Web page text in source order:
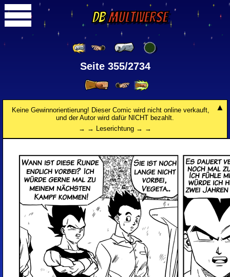
DBMultiverse
Seite 355/2734
Keine Gewinnorientierung! Dieser Comic wird nicht online verkauft,
und der Autor wird dafür NICHT bezahlt.
→ → Leserichtung → →